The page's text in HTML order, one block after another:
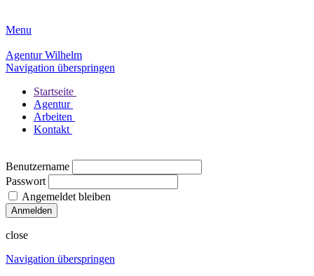
Menu
Agentur Wilhelm
Navigation überspringen
Startseite
Agentur
Arbeiten
Kontakt
Benutzername
Passwort
Angemeldet bleiben
close
Navigation überspringen